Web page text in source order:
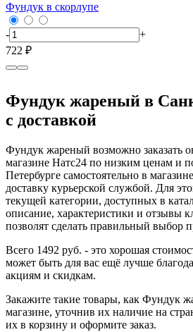
Фундук в скорлупе
-
+
722 ₽
Фундук жареный в
с доставкой
Фундук жареный возможно заказать
магазине Натс24 по низким ценам и
Петербурге самостоятельно в
доставку курьерской службой. Для
текущей категории, доступных в
описание, характеристики и отзывы
позволят сделать правильный выбор
Всего 1492 руб. - это хорошая
может быть для вас ещё лучше
акциям и скидкам.
Закажите такие товары, как Фундук
магазине, уточнив их наличие на
их в корзину и оформите заказ.